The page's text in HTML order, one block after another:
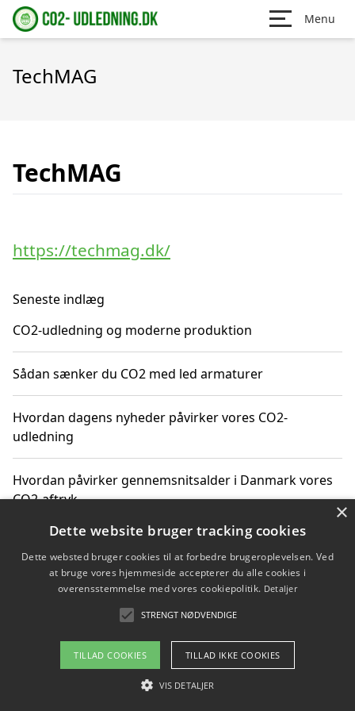
Menu
TechMAG
TechMAG
https://techmag.dk/
Seneste indlæg
CO2-udledning og moderne produktion
Sådan sænker du CO2 med led armaturer
Hvordan dagens nyheder påvirker vores CO2-
udledning
Hvordan påvirker gennemsnitsalder i Danmark vores
CO2-aftryk
Hvordan nyheder om CO2-udledning påvirker vores
hverdag
Om / kontakt
Blog Betingelser
×
Dette website bruger tracking cookies
Dette websted bruger cookies til at forbedre brugeroplevelsen. Ved
at bruge vores hjemmeside accepterer du alle cookies i
overensstemmelse med vores cookiepolitik. Detaljer
STRENGT NØDVENDIGE
TILLAD COOKIES TILLAD IKKE COOKIES
VIS DETALJER